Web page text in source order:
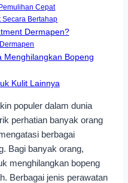
Cepat
Secara Bertahap
Dermapen?
Menghilangkan Bopeng
Kulit Lainnya
populer dalam dunia
perhatian banyak orang
berbagai
Bagi banyak orang,
menghilangkan bopeng
Berbagai jenis perawatan